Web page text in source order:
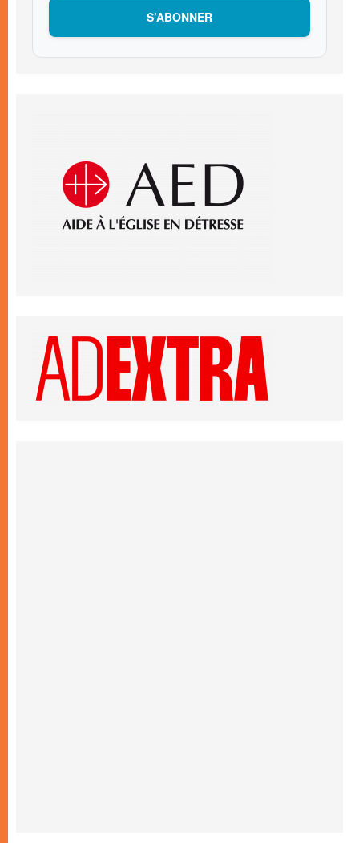
S’ABONNER